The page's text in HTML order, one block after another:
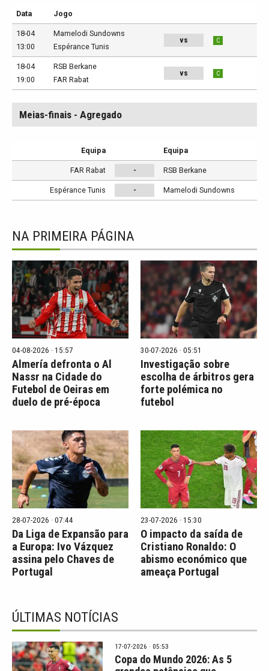
Data Jogo
18-04
13:00
Mamelodi Sundowns
Espérance Tunis
vs C
18-04
19:00
RSB Berkane
FAR Rabat
vs C
Meias-finais - Agregado
Equipa Equipa
FAR Rabat - RSB Berkane
Espérance Tunis - Mamelodi Sundowns
NA PRIMEIRA PÁGINA
04-08-2026 · 15:57
Almería defronta o Al
Nassr na Cidade do
Futebol de Oeiras em
duelo de pré-época
30-07-2026 · 05:51
Investigação sobre
escolha de árbitros gera
forte polémica no
futebol
28-07-2026 · 07:44
Da Liga de Expansão para
a Europa: Ivo Vázquez
assina pelo Chaves de
Portugal
23-07-2026 · 15:30
O impacto da saída de
Cristiano Ronaldo: O
abismo económico que
ameaça Portugal
ÚLTIMAS NOTÍCIAS
17-07-2026 · 05:53
Copa do Mundo 2026: As 5